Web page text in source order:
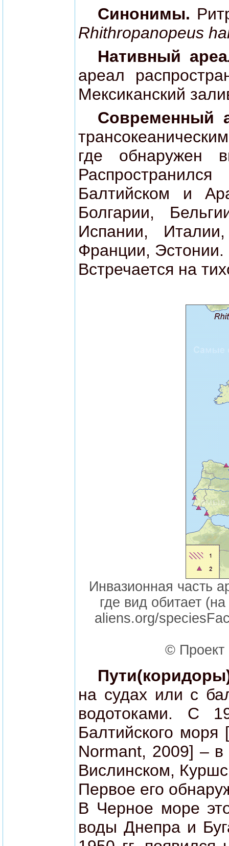
Синонимы.
Rhithropanopeus
Нативный
ареал
Мексиканский
Современный
где обнаружен
Балтийском и
Болгарии,
Испании,
Франции, Эстонии.
Встречается на
Инвазионная часть
где вид обитает
aliens.org/
©
на судах или с
водотоками. С
Балтийского
Normant, 2009] –
Вислинском,
Первое его
В Черное море
воды Днепра и